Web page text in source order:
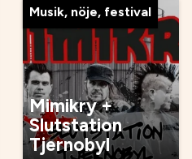
Musik, nöje, festival
Mimikry +
Slutstation
Tjernobyl